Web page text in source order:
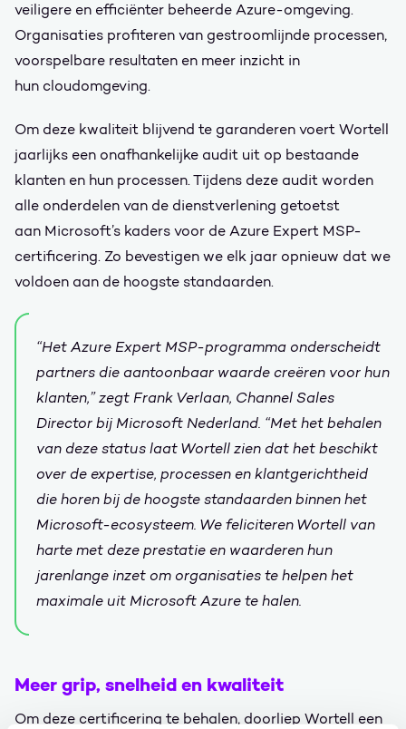
veiligere en efficiënter beheerde Azure-omgeving.
Organisaties profiteren van gestroomlijnde processen,
voorspelbare resultaten en meer inzicht in
hun cloudomgeving.
Om deze kwaliteit blijvend te garanderen voert Wortell
jaarlijks een onafhankelijke audit uit op bestaande
klanten en hun processen. Tijdens deze audit worden
alle onderdelen van de dienstverlening getoetst
aan Microsoft’s kaders voor de Azure Expert MSP-
certificering. Zo bevestigen we elk jaar opnieuw dat we
voldoen aan de hoogste standaarden.
“Het Azure Expert MSP-programma onderscheidt
partners die aantoonbaar waarde creëren voor hun
klanten,” zegt Frank Verlaan, Channel Sales
Director bij Microsoft Nederland. “Met het behalen
van deze status laat Wortell zien dat het beschikt
over de expertise, processen en klantgerichtheid
die horen bij de hoogste standaarden binnen het
Microsoft-ecosysteem. We feliciteren Wortell van
harte met deze prestatie en waarderen hun
jarenlange inzet om organisaties te helpen het
maximale uit Microsoft Azure te halen.
Meer grip, snelheid en kwaliteit
Om deze certificering te behalen, doorliep Wortell een